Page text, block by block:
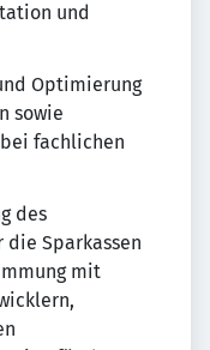
und
Optimierung
sowie
fachlichen
des
Sparkassen
mit